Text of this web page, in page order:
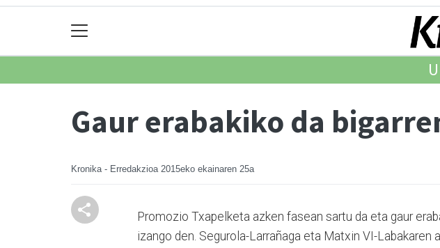
Gaur erabakiko da
Kronika - Erredakzioa 2015eko ekainaren 25a
Promozio Txapelketa azken fasean sartu da eta gaur
izango den. Segurola-Larrañaga eta Matxin VI-Labakaren